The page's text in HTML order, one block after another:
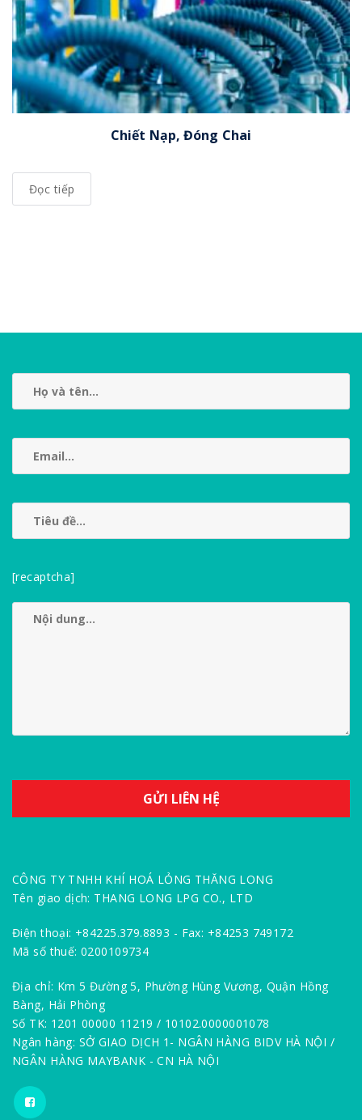
Chiết Nạp, Đóng Chai
Đọc tiếp
[recaptcha]
CÔNG TY TNHH KHÍ HOÁ LỎNG THĂNG LONG
Tên giao dịch: THANG LONG LPG CO., LTD
Điện thoại: +84225.379.8893 - Fax: +84253 749172
Mã số thuế: 0200109734
Địa chỉ: Km 5 Đường 5, Phường Hùng Vương, Quận Hồng
Bàng, Hải Phòng
Số TK: 1201 00000 11219 / 10102.0000001078
Ngân hàng: SỞ GIAO DỊCH 1- NGÂN HÀNG BIDV HÀ NỘI /
NGÂN HÀNG MAYBANK - CN HÀ NỘI